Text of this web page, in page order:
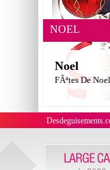
NOEL
Noel
FÃªtes De